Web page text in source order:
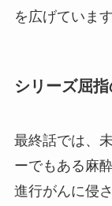
を広げています
シリーズ屈
最終話では、
ーでもある麻
進行がんに侵